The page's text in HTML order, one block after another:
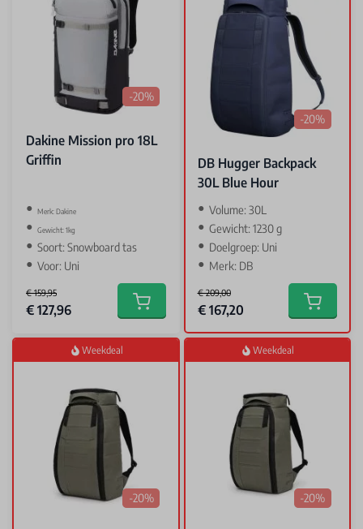
-20%
Dakine Mission pro 18L
Griffin
‌Merk: Dakine
Gewicht: 1kg
Soort: Snowboard tas
Voor: Uni
€ 159,95
Special Price
€ 127,96 Add to cart
-20%
DB Hugger Backpack
30L Blue Hour
Volume: 30L
Gewicht: 1230 g
Doelgroep: Uni
Merk: DB
€ 209,00
Special Price
€ 167,20 Add to
Weekdeal
-20%
Weekdeal
-20%